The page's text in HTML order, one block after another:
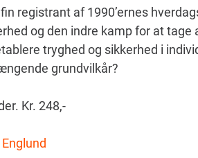
registrant af 1990’ernes
og den indre kamp for at tage
tryghed og sikkerhed i
grundvilkår?
Kr. 248,-